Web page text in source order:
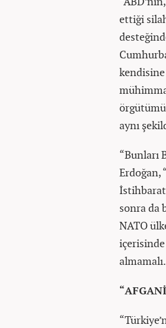
ettiği
aynı
“Bunları
Erdoğan,
İstihbarat
sonra da
NATO